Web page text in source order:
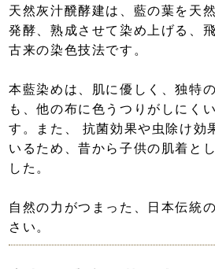
天然灰汁醗酵建は、藍の葉を天
発酵、熟成させて染め上げる、
古来の染色技法です。
本藍染めは、肌に優しく、独特
も、他の布に色うつりがしにく
す。また、 抗菌効果や虫除け効
いるため、昔から子供の肌着と
した。
自然の力がつまった、日本伝統
さい。